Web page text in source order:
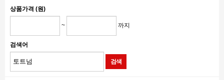
상품가격 (원)
~ 까지
검색어